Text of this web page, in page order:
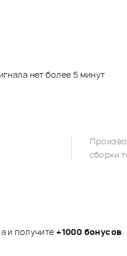
нет более 5 минут
сборки
и получите+1000 бонусов.